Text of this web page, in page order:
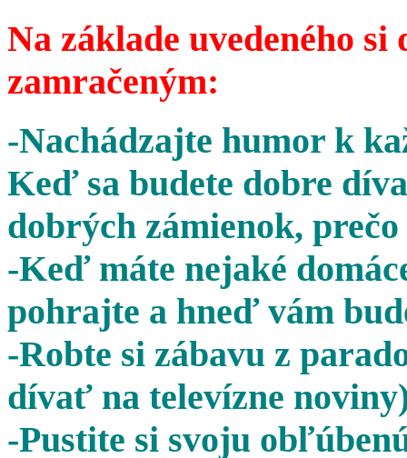
Na základe uvedeného
zamračeným:
-Nachádzajte humor k
Keď sa budete dobre
dobrých zámienok,
-Keď máte nejaké
pohrajte a hneď vám
-Robte si zábavu z
dívať na televízne
-Pustite si svoju